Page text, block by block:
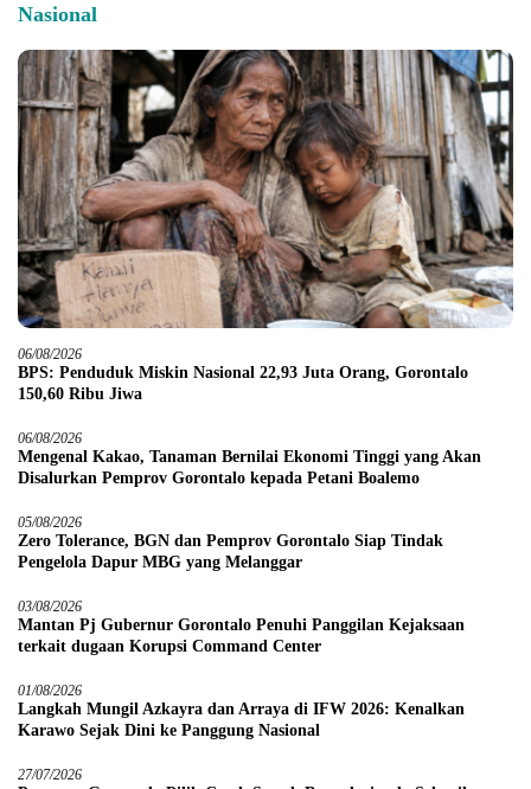
Nasional
06/08/2026
BPS: Penduduk Miskin Nasional 22,93 Juta Orang, Gorontalo
150,60 Ribu Jiwa
06/08/2026
Mengenal Kakao, Tanaman Bernilai Ekonomi Tinggi yang Akan
Disalurkan Pemprov Gorontalo kepada Petani Boalemo
05/08/2026
Zero Tolerance, BGN dan Pemprov Gorontalo Siap Tindak
Pengelola Dapur MBG yang Melanggar
03/08/2026
Mantan Pj Gubernur Gorontalo Penuhi Panggilan Kejaksaan
terkait dugaan Korupsi Command Center
01/08/2026
Langkah Mungil Azkayra dan Arraya di IFW 2026: Kenalkan
Karawo Sejak Dini ke Panggung Nasional
27/07/2026